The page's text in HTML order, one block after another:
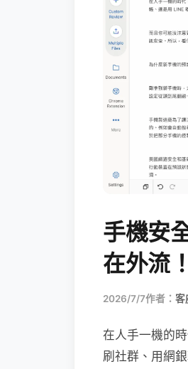
手機安
在外流！
2026/7/7作者： 客
在人手一機的
刷社群、用網